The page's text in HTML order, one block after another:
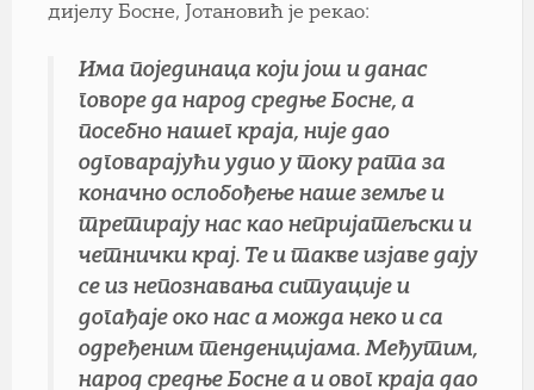
дијелу Босне, Јотановић је рекао:
Има појединаца који још и данас
говоре да народ средње Босне, а
посебно нашег краја, није дао
одговарајући удио у току рата за
коначно ослобођење наше земље и
третирају нас као непријатељски и
четнички крај. Те и такве изјаве дају
се из непознавања ситуације и
догађаје око нас а можда неко и са
одређеним тенденцијама. Међутим,
народ средње Босне а и овог краја дао